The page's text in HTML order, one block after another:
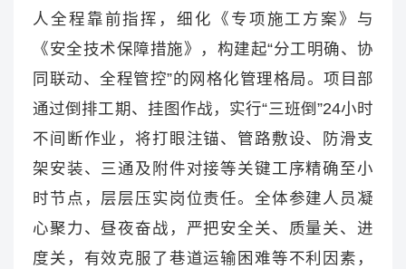
人全程靠前指挥，细化《专项施工方案》与
《安全技术保障措施》，构建起“分工明确、协
同联动、全程管控”的网格化管理格局。项目部
通过倒排工期、挂图作战，实行“三班倒”24小时
不间断作业，将打眼注锚、管路敷设、防滑支
架安装、三通及附件对接等关键工序精确至小
时节点，层层压实岗位责任。全体参建人员凝
心聚力、昼夜奋战，严把安全关、质量关、进
度关，有效克服了巷道运输困难等不利因素，